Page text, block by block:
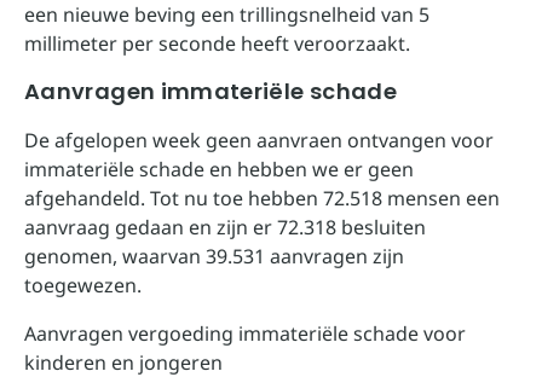
een nieuwe beving een trillingsnelheid van 5
millimeter per seconde heeft veroorzaakt.
Aanvragen immateriële schade
De afgelopen week geen aanvraen ontvangen voor
immateriële schade en hebben we er geen
afgehandeld. Tot nu toe hebben 72.518 mensen een
aanvraag gedaan en zijn er 72.318 besluiten
genomen, waarvan 39.531 aanvragen zijn
toegewezen.
Aanvragen vergoeding immateriële schade voor
kinderen en jongeren